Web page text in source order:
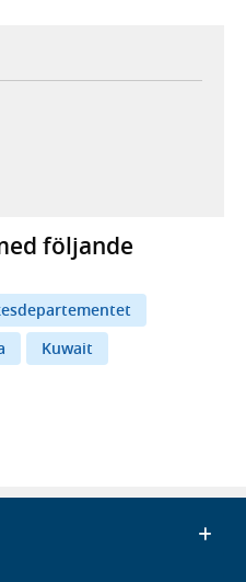
flik, extern webbplats,
webbplats,
extern webbplats,
följande
Kuwait